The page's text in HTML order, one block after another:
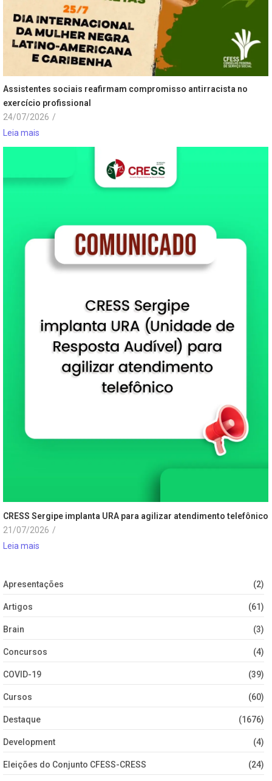
Assistentes sociais reafirmam compromisso antirracista no
exercício profissional
24/07/2026 /
Leia mais
CRESS Sergipe implanta URA para agilizar atendimento telefônico
21/07/2026 /
Leia mais
Apresentações (2)
Artigos (61)
Brain (3)
Concursos (4)
COVID-19 (39)
Cursos (60)
Destaque (1676)
Development (4)
Eleições do Conjunto CFESS-CRESS (24)